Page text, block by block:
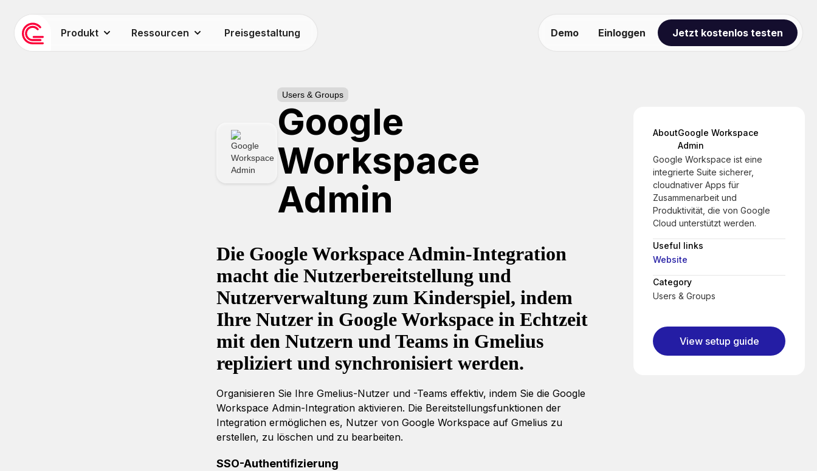
Produkt Ressourcen Preisgestaltung Demo Einloggen Jetzt kostenlos testen
Users & Groups
Google
Workspace
Admin
Die Google Workspace Admin-Integration
macht die Nutzerbereitstellung und
Nutzerverwaltung zum Kinderspiel, indem
Ihre Nutzer in Google Workspace in Echtzeit
mit den Nutzern und Teams in Gmelius
repliziert und synchronisiert werden.
Organisieren Sie Ihre Gmelius-Nutzer und -Teams effektiv, indem Sie die Google
Workspace Admin-Integration aktivieren. Die Bereitstellungsfunktionen der
Integration ermöglichen es, Nutzer von Google Workspace auf Gmelius zu
erstellen, zu löschen und zu bearbeiten.
SSO-Authentifizierung
AboutGoogle Workspace
Admin
Google Workspace ist eine
integrierte Suite sicherer,
cloudnativer Apps für
Zusammenarbeit und
Produktivität, die von Google
Cloud unterstützt werden.
Useful links
Website
Category
Users & Groups
View setup guide